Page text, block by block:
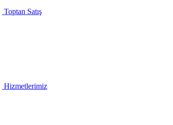
Toptan Satış
Hizmetlerimiz